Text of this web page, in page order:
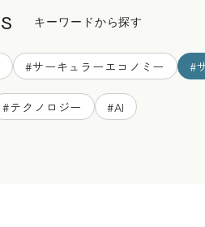
キーワードから探す
#サーキュラーエコノミー #
#テクノロジー #AI